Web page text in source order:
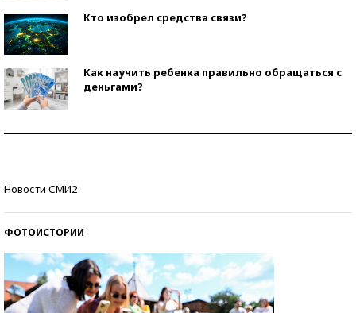
Кто изобрел средства связи?
Как научить ребенка правильно обращаться с
деньгами?
Новости СМИ2
ФОТОИСТОРИИ